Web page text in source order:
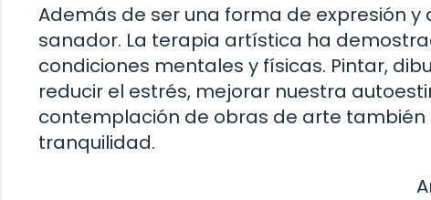
Además de ser una forma de expresión
sanador. La terapia artística ha
condiciones mentales y físicas. Pintar,
reducir el estrés, mejorar nuestra
contemplación de obras de arte
tranquilidad.